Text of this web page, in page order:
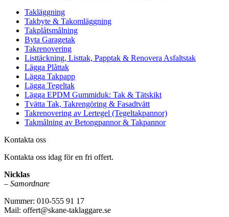
Takläggning
Takbyte & Takomläggning
Takplåtsmålning
Byta Garagetak
Takrenovering
Listtäckning, Listtak, Papptak & Renovera Asfaltstak
Lägga Plåttak
Lägga Takpapp
Lägga Tegeltak
Lägga EPDM Gummiduk: Tak & Tätskikt
Tvätta Tak, Takrengöring & Fasadtvätt
Takrenovering av Lertegel (Tegeltakpannor)
Takmålning av Betongpannor & Takpannor
Kontakta oss
Kontakta oss idag för en fri offert.
Nicklas
– Samordnare
Nummer: 010-555 91 17
Mail: offert@skane-taklaggare.se